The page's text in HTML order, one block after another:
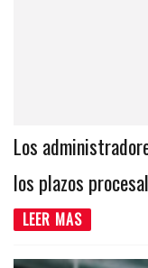
Los
los plazos
LEER MAS